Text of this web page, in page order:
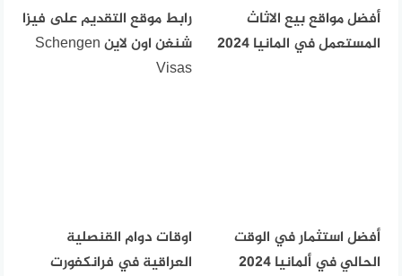
أفضل مواقع بيع الاثاث
المستعمل في المانيا 2024
رابط موقع التقديم على فيزا
شنغن اون لاين Schengen
Visas
أفضل استثمار في الوقت
الحالي في ألمانيا 2024
اوقات دوام القنصلية
العراقية في فرانكفورت